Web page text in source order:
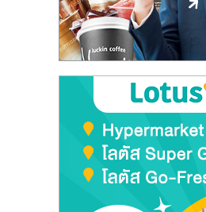
ไชส์
พร้อม
ทำเล
สำหรับ